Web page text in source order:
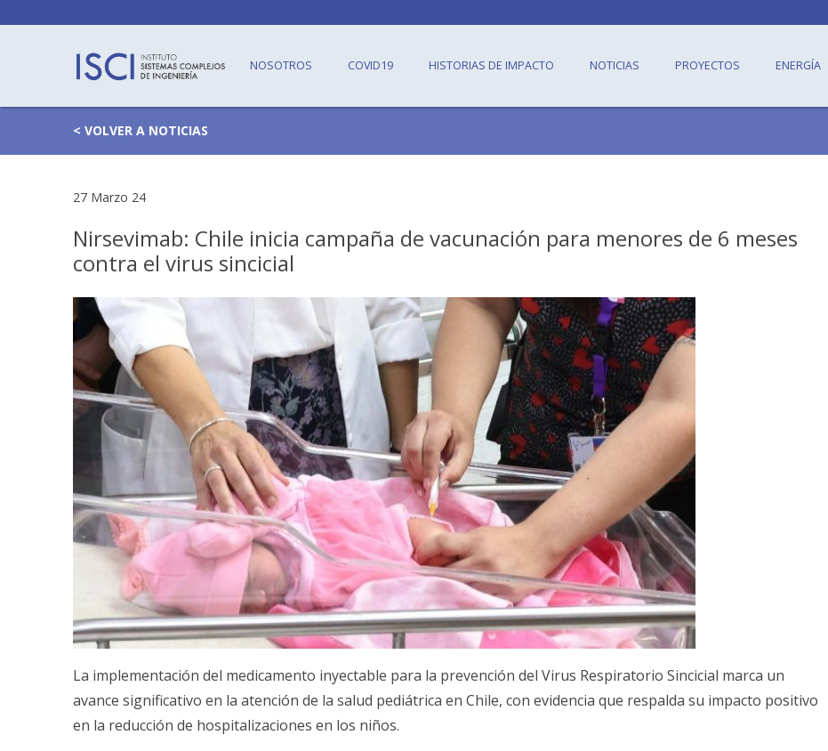
NOSOTROS COVID19 HISTORIAS DE IMPACTO NOTICIAS PROYECTOS ENERGÍA
< VOLVER A NOTICIAS
27 Marzo 24
Nirsevimab: Chile inicia campaña de vacunación para menores de 6 meses
contra el virus sincicial
La implementación del medicamento inyectable para la prevención del Virus Respiratorio Sincicial marca un
avance significativo en la atención de la salud pediátrica en Chile, con evidencia que respalda su impacto positivo
en la reducción de hospitalizaciones en los niños.